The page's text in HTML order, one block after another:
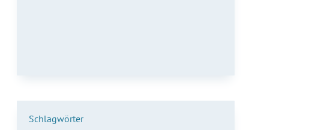
Schlagwörter